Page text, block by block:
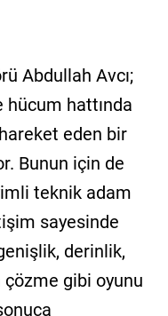
Abdullah Avcı;
hücum hattında
eden bir
Bunun için de
teknik adam
sayesinde
derinlik,
gibi oyunu